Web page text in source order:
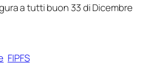
a tutti buon 33 di Dicembre
FIPFS